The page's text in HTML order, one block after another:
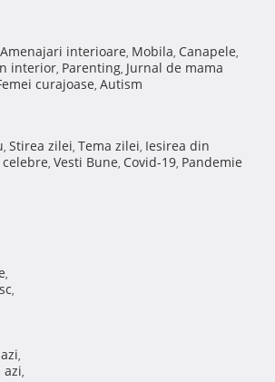
Amenajari interioare, Mobila, Canapele,
interior, Parenting, Jurnal de mama
curajoase, Autism
, Stirea zilei, Tema zilei, Iesirea din
, Vesti Bune, Covid-19, Pandemie
,
,
,
azi,